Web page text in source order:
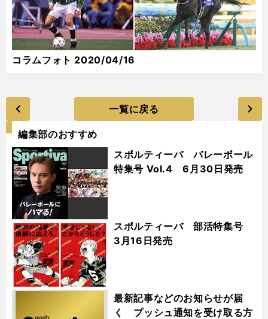
コラムフォト 2020/04/16
一覧に戻る
編集部のおすすめ
スポルティーバ バレーボール
特集号 Vol.4 6月30日発売
スポルティーバ 部活特集号
3月16日発売
最新記事などのお知らせが届
く プッシュ通知を受け取る方